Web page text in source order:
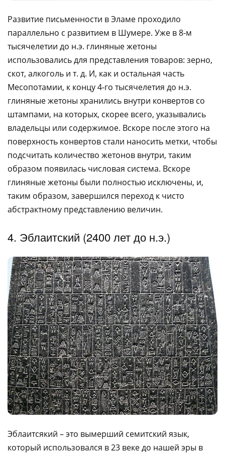
Развитие письменности в Эламе проходило
параллельно с развитием в Шумере. Уже в 8-м
тысячелетии до н.э. глиняные жетоны
использовались для представления товаров: зерно,
скот, алкоголь и т. д. И, как и остальная часть
Месопотамии, к концу 4-го тысячелетия до н.э.
глиняные жетоны хранились внутри конвертов со
штампами, на которых, скорее всего, указывались
владельцы или содержимое. Вскоре после этого на
поверхность конвертов стали наносить метки, чтобы
подсчитать количество жетонов внутри, таким
образом появилась числовая система. Вскоре
глиняные жетоны были полностью исключены, и,
таким образом, завершился переход к чисто
абстрактному представлению величин.
4. Эблаитский (2400 лет до н.э.)
Эблаитсякий – это вымерший семитский язык,
который использовался в 23 веке до нашей эры в